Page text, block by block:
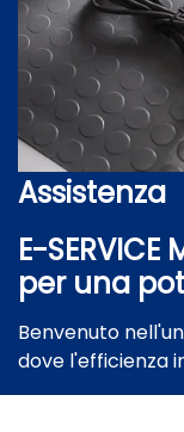
Assistenza
E-SERVICE
per una
Benvenuto
dove l'efficienza